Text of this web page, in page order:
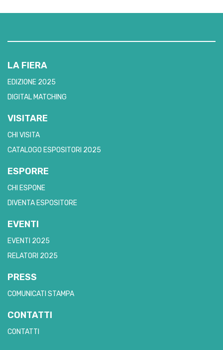
LA FIERA
EDIZIONE 2025
DIGITAL MATCHING
VISITARE
CHI VISITA
CATALOGO ESPOSITORI 2025
ESPORRE
CHI ESPONE
DIVENTA ESPOSITORE
EVENTI
EVENTI 2025
RELATORI 2025
PRESS
COMUNICATI STAMPA
CONTATTI
CONTATTI